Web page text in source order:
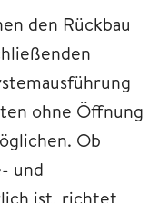
den Rückbau
ohne Öffnung
Ob
und